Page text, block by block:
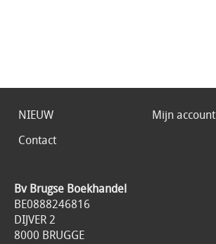
NIEUW
Mijn account
Contact
Bv Brugse Boekhandel
BE0888246816
DIJVER 2
8000 BRUGGE